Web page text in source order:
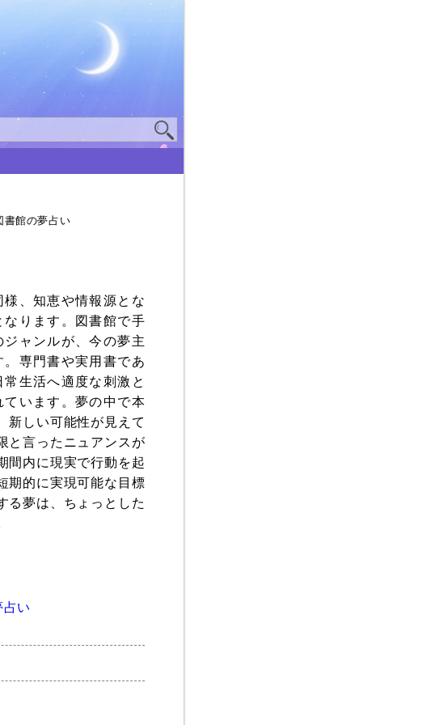
書館の夢占い
様、知恵や情報源とな
ります。図書館で手
ャンルが、今の夢主
専門書や実用書であ
生活へ適度な刺激と
います。夢の中で本
新しい可能性が見えて
と言ったニュアンスが
間内に現実で行動を起
期的に実現可能な目標
る夢は、ちょっとした
い